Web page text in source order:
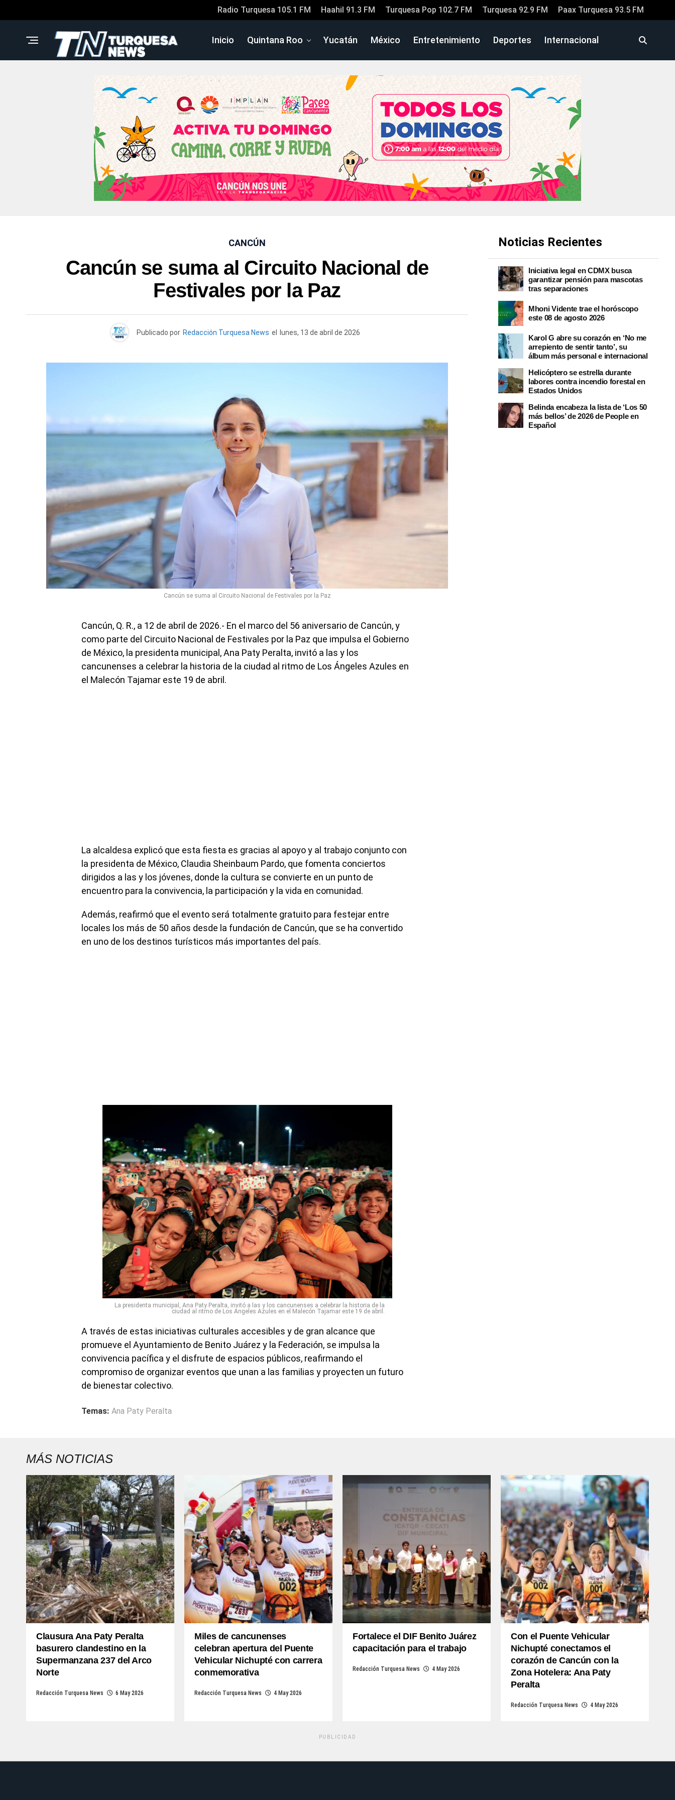
Radio Turquesa 105.1 FM Haahil 91.3 FM Turquesa Pop 102.7 FM Turquesa 92.9 FM Paax Turquesa 93.5 FM
Inicio Quintana Roo Yucatán México Entretenimiento Deportes Internacional
CANCÚN
Cancún se suma al Circuito Nacional de
Festivales por la Paz
Publicado por Redacción Turquesa News el lunes, 13 de abril de 2026
Cancún se suma al Circuito Nacional de Festivales por la Paz
Cancún, Q. R., a 12 de abril de 2026.- En el marco del 56 aniversario de Cancún, y
como parte del Circuito Nacional de Festivales por la Paz que impulsa el Gobierno
de México, la presidenta municipal, Ana Paty Peralta, invitó a las y los
cancunenses a celebrar la historia de la ciudad al ritmo de Los Ángeles Azules en
el Malecón Tajamar este 19 de abril.
La alcaldesa explicó que esta fiesta es gracias al apoyo y al trabajo conjunto con
la presidenta de México, Claudia Sheinbaum Pardo, que fomenta conciertos
dirigidos a las y los jóvenes, donde la cultura se convierte en un punto de
encuentro para la convivencia, la participación y la vida en comunidad.
Además, reafirmó que el evento será totalmente gratuito para festejar entre
locales los más de 50 años desde la fundación de Cancún, que se ha convertido
en uno de los destinos turísticos más importantes del país.
La presidenta municipal, Ana Paty Peralta, invitó a las y los cancunenses a celebrar la historia de la
ciudad al ritmo de Los Ángeles Azules en el Malecón Tajamar este 19 de abril.
A través de estas iniciativas culturales accesibles y de gran alcance que
promueve el Ayuntamiento de Benito Juárez y la Federación, se impulsa la
convivencia pacífica y el disfrute de espacios públicos, reafirmando el
compromiso de organizar eventos que unan a las familias y proyecten un futuro
de bienestar colectivo.
Temas: Ana Paty Peralta
Noticias Recientes
Iniciativa legal en CDMX busca
garantizar pensión para mascotas
tras separaciones
Mhoni Vidente trae el horóscopo
este 08 de agosto 2026
Karol G abre su corazón en ‘No me
arrepiento de sentir tanto’, su
álbum más personal e internacional
Helicóptero se estrella durante
labores contra incendio forestal en
Estados Unidos
Belinda encabeza la lista de ‘Los 50
más bellos’ de 2026 de People en
Español
MÁS NOTICIAS
Clausura Ana Paty Peralta
basurero clandestino en la
Supermanzana 237 del Arco
Norte
Redacción Turquesa News 6 May 2026
Miles de cancunenses
celebran apertura del Puente
Vehicular Nichupté con carrera
conmemorativa
Redacción Turquesa News 4 May 2026
Fortalece el DIF Benito Juárez
capacitación para el trabajo
Redacción Turquesa News 4 May 2026
Con el Puente Vehicular
Nichupté conectamos el
corazón de Cancún con la
Zona Hotelera: Ana Paty
Peralta
Redacción Turquesa News 4 May 2026
PUBLICIDAD